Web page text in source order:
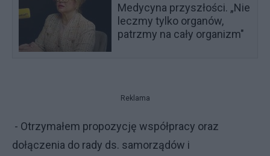
Medycyna przyszłości. „Nie
leczmy tylko organów,
patrzmy na cały organizm"
Reklama
- Otrzymałem propozycję współpracy oraz
dołączenia do rady ds. samorządów i